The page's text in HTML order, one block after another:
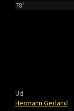
78'
Ud
Hermann Gerland